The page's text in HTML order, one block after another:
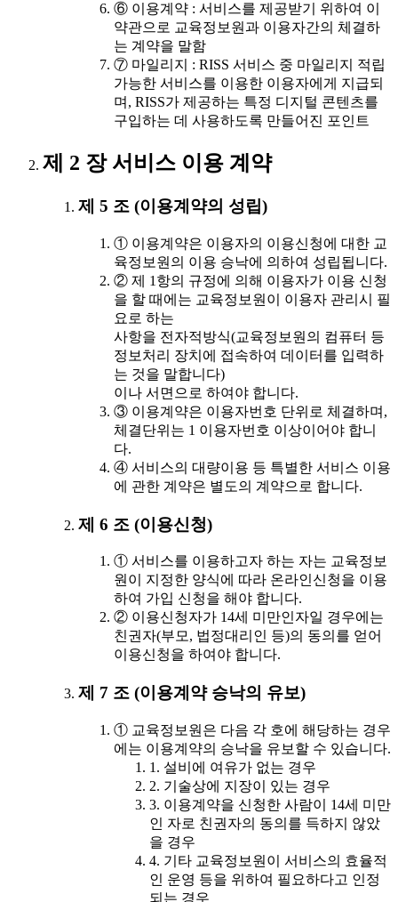
⑥ 이용계약 : 서비스를 제공받기 위하여 이
약관으로 교육정보원과 이용자간의 체결하
는 계약을 말함
⑦ 마일리지 : RISS 서비스 중 마일리지 적립
가능한 서비스를 이용한 이용자에게 지급되
며, RISS가 제공하는 특정 디지털 콘텐츠를
구입하는 데 사용하도록 만들어진 포인트
제 2 장 서비스 이용 계약
제 5 조 (이용계약의 성립)
① 이용계약은 이용자의 이용신청에 대한 교
육정보원의 이용 승낙에 의하여 성립됩니다.
② 제 1항의 규정에 의해 이용자가 이용 신청
을 할 때에는 교육정보원이 이용자 관리시 필
요로 하는
사항을 전자적방식(교육정보원의 컴퓨터 등
정보처리 장치에 접속하여 데이터를 입력하
는 것을 말합니다)
이나 서면으로 하여야 합니다.
③ 이용계약은 이용자번호 단위로 체결하며,
체결단위는 1 이용자번호 이상이어야 합니
다.
④ 서비스의 대량이용 등 특별한 서비스 이용
에 관한 계약은 별도의 계약으로 합니다.
제 6 조 (이용신청)
① 서비스를 이용하고자 하는 자는 교육정보
원이 지정한 양식에 따라 온라인신청을 이용
하여 가입 신청을 해야 합니다.
② 이용신청자가 14세 미만인자일 경우에는
친권자(부모, 법정대리인 등)의 동의를 얻어
이용신청을 하여야 합니다.
제 7 조 (이용계약 승낙의 유보)
① 교육정보원은 다음 각 호에 해당하는 경우
에는 이용계약의 승낙을 유보할 수 있습니다.
1. 설비에 여유가 없는 경우
2. 기술상에 지장이 있는 경우
3. 이용계약을 신청한 사람이 14세 미만
인 자로 친권자의 동의를 득하지 않았
을 경우
4. 기타 교육정보원이 서비스의 효율적
인 운영 등을 위하여 필요하다고 인정
되는 경우